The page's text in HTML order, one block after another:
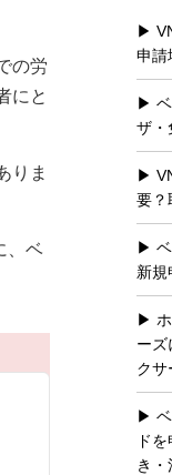
の労
にと
りま
、ベ
申請
ザ・
要？
新規
ーズ
クサ
ド
き・